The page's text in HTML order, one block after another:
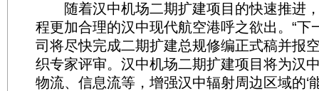
随着汉中机场二期扩建项目的快速推进
程更加合理的汉中现代航空港呼之欲出。“下
司将尽快完成二期扩建总规修编正式稿并报
织专家评审。汉中机场二期扩建项目将为汉
物流、信息流等，增强汉中辐射周边区域的‘